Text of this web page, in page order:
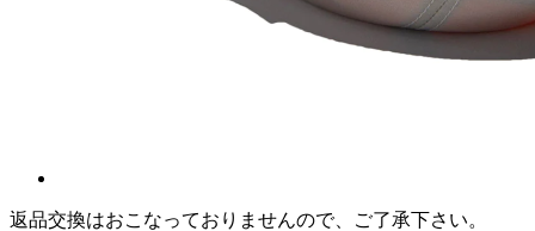
返品交換はおこなっておりませんので、ご了承下さい。